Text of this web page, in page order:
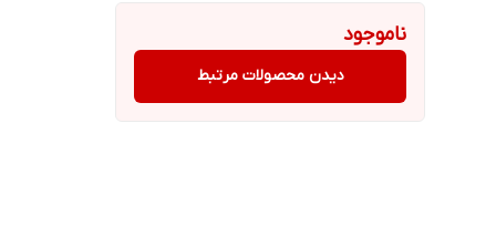
ناموجود
دیدن محصولات مرتبط